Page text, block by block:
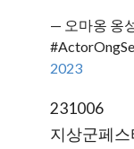
— 오마옹 옹
2023
231006
지상군페스